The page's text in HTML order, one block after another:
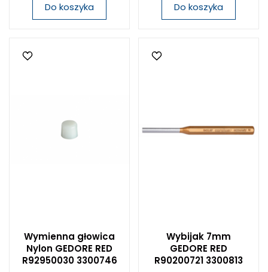
Do koszyka Do koszyka
Wymienna głowica
Nylon GEDORE RED
R92950030 3300746
Wybijak 7mm
GEDORE RED
R90200721 3300813